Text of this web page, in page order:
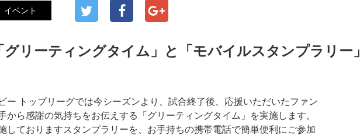
イベント
リーティングタイム」と「モバイルスタンプラリー」
ー トップリーグでは今シーズンより、試合終了後、応援いただいたファン
から感謝の気持ちをお伝えする「グリーティングタイム」を実施します。
しておりますスタンプラリーを、お手持ちの携帯電話で簡単便利にご参加